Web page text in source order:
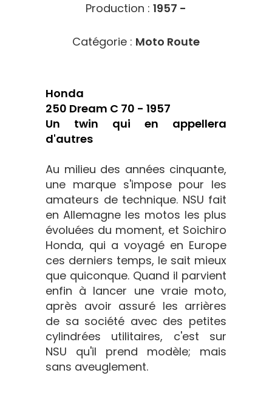
Production : 1957 -
Catégorie : Moto Route
Honda
250 Dream C 70 - 1957
Un twin qui en appellera
d'autres
Au milieu des années cinquante,
une marque s'impose pour les
amateurs de technique. NSU fait
en Allemagne les motos les plus
évoluées du moment, et Soichiro
Honda, qui a voyagé en Europe
ces derniers temps, le sait mieux
que quiconque. Quand il parvient
enfin à lancer une vraie moto,
après avoir assuré les arrières
de sa société avec des petites
cylindrées utilitaires, c'est sur
NSU qu'il prend modèle; mais
sans aveuglement.